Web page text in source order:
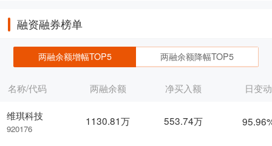
融资融券榜单
两融余额增幅TOP5 两融余额降幅TOP5
名称/代码
维琪科技
920176
两融余额 净买入额 日变动
1130.81万 553.74万